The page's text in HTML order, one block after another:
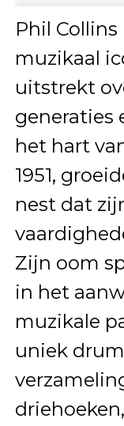
Phil
muzikaal
uitstrekt
generaties
het hart
1951,
nest dat
Zijn oom
in het
muzikale
uniek